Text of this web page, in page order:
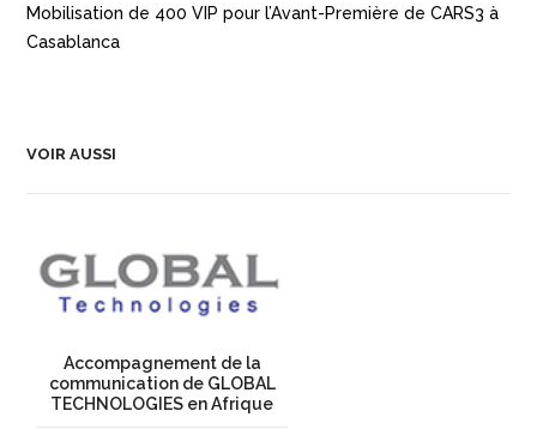
Mobilisation de 400 VIP pour l’Avant-Première de CARS3 à
Casablanca
VOIR AUSSI
Accompagnement de la
communication de GLOBAL
TECHNOLOGIES en Afrique